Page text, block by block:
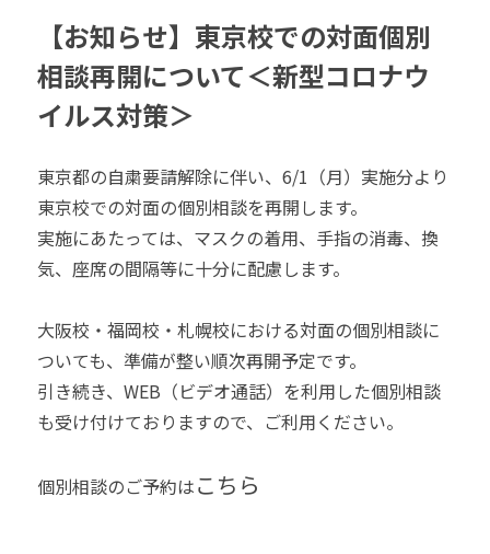
【お知らせ】東京校での対面個別
相談再開について＜新型コロナウ
イルス対策＞
東京都の自粛要請解除に伴い、6/1（月）実施分より
東京校での対面の個別相談を再開します。
実施にあたっては、マスクの着用、手指の消毒、換
気、座席の間隔等に十分に配慮します。
大阪校・福岡校・札幌校における対面の個別相談に
ついても、準備が整い順次再開予定です。
引き続き、WEB（ビデオ通話）を利用した個別相談
も受け付けておりますので、ご利用ください。
個別相談のご予約はこちら